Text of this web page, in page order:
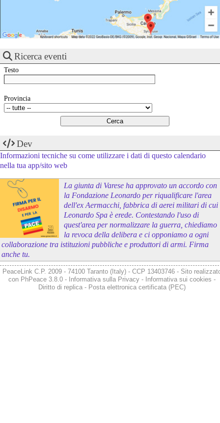
Ricerca eventi
Testo
Provincia
Dev
Informazioni tecniche su come utilizzare i dati di questo calendario
nella tua app/sito web
La giunta di Varese ha approvato un accordo con
la Fondazione Leonardo per riqualificare l'area
dell'ex Aermacchi, fabbrica di aerei militari di cui
Leonardo Spa è erede. Contestando l'uso di
quest'area per normalizzare la guerra, chiediamo
la revoca della delibera e ci opponiamo a ogni
collaborazione tra istituzioni pubbliche e produttori di armi. Firma
anche tu.
PeaceLink C.P. 2009 - 74100 Taranto (Italy) - CCP 13403746 - Sito
con PhPeace 3.8.0- Informativa sulla Privacy- Informativa sui cookies -
Diritto di replica- Posta elettronica certificata (PEC)